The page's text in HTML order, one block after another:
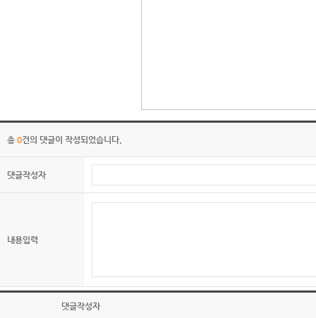
총 0건의 댓글이 작성되었습니다.
댓글작성자
내용입력
댓글작성자